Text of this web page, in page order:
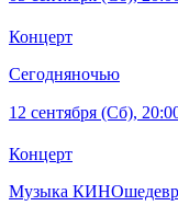
Концерт
Сегодняночью
12 сентября (Сб),
Концерт
Музыка